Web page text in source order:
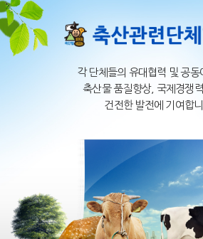
각 단체들의 유대협력 및 공동
축산물 품질향상, 국제경쟁
건전한 발전에 기여합니